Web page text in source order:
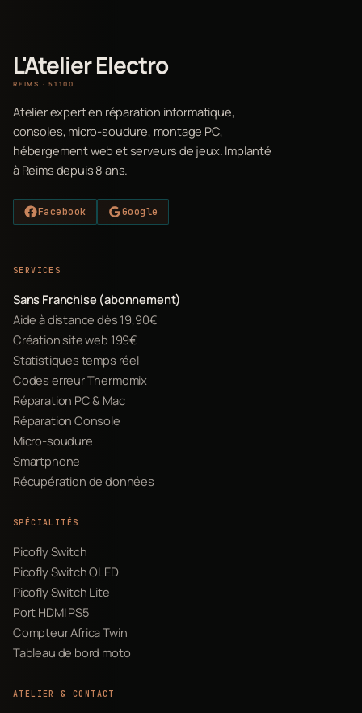
L'Atelier Electro
REIMS · 51100
Atelier expert en réparation informatique,
consoles, micro-soudure, montage PC,
hébergement web et serveurs de jeux. Implanté
à Reims depuis 8 ans.
Facebook Google
SERVICES
Sans Franchise (abonnement)
Aide à distance dès 19,90€
Création site web 199€
Statistiques temps réel
Codes erreur Thermomix
Réparation PC & Mac
Réparation Console
Micro-soudure
Smartphone
Récupération de données
SPÉCIALITÉS
Picofly Switch
Picofly Switch OLED
Picofly Switch Lite
Port HDMI PS5
Compteur Africa Twin
Tableau de bord moto
ATELIER & CONTACT